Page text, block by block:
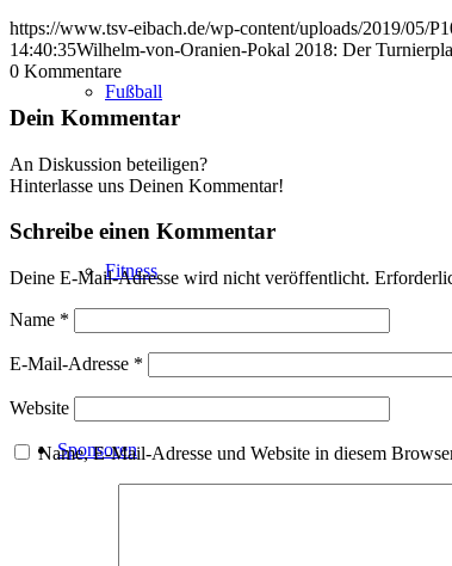
Fußball
Fitness
Sponsoren
https://www.tsv-eibach.de/wp-content/uploads/2019/05/
14:40:35Wilhelm-von-Oranien-Pokal 2018: Der
0 Kommentare
Dein Kommentar
An Diskussion beteiligen?
Hinterlasse uns Deinen Kommentar!
Schreibe einen Kommentar
Deine E-Mail-Adresse wird nicht veröffentlicht.
Name *
E-Mail-Adresse *
Website
Name, E-Mail-Adresse und Website in diesem